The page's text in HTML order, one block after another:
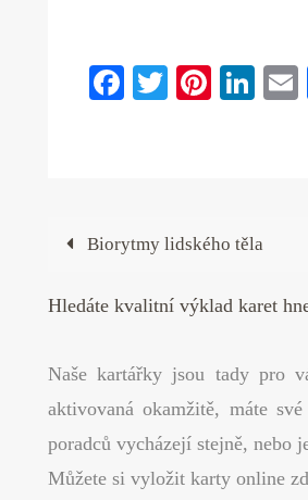
Fa T
Pi Li
Biorytmy lidského těla
Hledáte kvalitní výklad karet
Naše kartářky jsou tady pro
aktivovaná okamžitě, máte
poradců vycházejí stejně, nebo
Můžete si vyložit karty online